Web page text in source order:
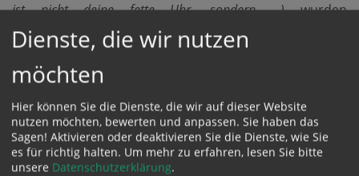
ist nicht deine fette Uhr, sondern …)wurden
Passant*innen angesprochen und angeregt, über die
Qualitäten von Kolleg*innen und Freund*innen
nachzudenken und diese zu formulieren. Die
Ergebnisse der Wortspenden und Begegnungen
wurden in eine Feier eingebaut und ausführlich
reflektiert. Die Teilnehmer*innen tauschten sich mit
geladenen Aktivisten*innen über ihre
Aktionserfahrungen aus und vertieften sich in die
Dienste, die wir nutzen
möchten
Hier können Sie die Dienste, die wir auf dieser Website
nutzen möchten, bewerten und anpassen. Sie haben das
Sagen! Aktivieren oder deaktivieren Sie die Dienste, wie Sie
es für richtig halten. Um mehr zu erfahren, lesen Sie bitte
unsere Datenschutzerklärung.